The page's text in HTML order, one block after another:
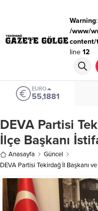
Warning
/www/
content/
line 12
EURO
55,1881
DEVA Partisi
İlçe Başkanı
Anasayfa
Güncel
DEVA Partisi Tekirdağ İl Başkanı